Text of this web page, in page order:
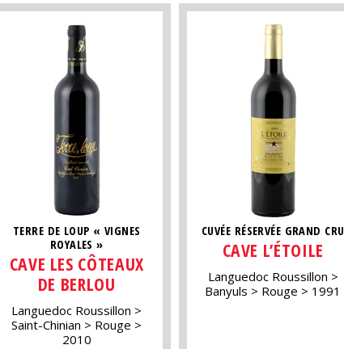
TERRE DE LOUP « VIGNES
ROYALES »
CAVE LES CÔTEAUX
DE BERLOU
Languedoc Roussillon
Saint-Chinian
Rouge
2010
CUVÉE RÉSERVÉE GRAND CRU
CAVE L’ÉTOILE
Languedoc Roussillon
Banyuls
Rouge 1991